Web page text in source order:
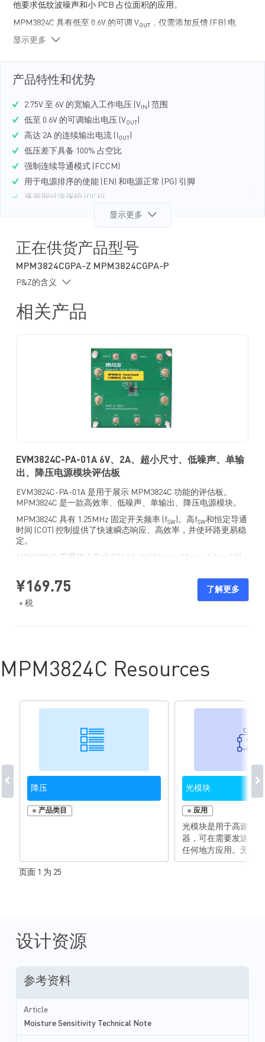
他要求低纹波噪声和小 PCB 占位面积的应用。
MPM3824C 具有低至 0.6V 的可调 V OUT ，仅需添加反馈 (FB) 电
阻、输入电容和输出电容，即可完成设计。 其恒定导通时间
保护。
用超小尺寸 ECLGA-14 (2.5mmx2.5mmx1.2mm) 封装。
显示更多
产品特性和优势
2.75V 至 6V 的宽输入工作电压 (V IN ) 范围
低至 0.6V 的可调输出电压 (V OUT)
高达 2A 的连续输出电流 (I
OUT)
低压差下具备 100% 占空比
强制连续导通模式 (FCCM)
用于电源排序的使能 (EN) 和电源正常 (PG) 引脚
逐周期过流保护 (OCP)
带打嗝模式的短路保护 (SCP)
仅需 4 个外部元器件
采用 ECLGA-14 (2.5mmx2.5mmx1.2mm) 封装
显示更多
正在供货产品型号
MPM3824CGPA-Z MPM3824CGPA-P
P&Z的含义
相关产品
EVM3824C-PA-01A 6V、2A、超小尺寸、低噪声、单输
出、降压电源模块评估板
EVM3824C-PA-01A 是用于展示 MPM3824C 功能的评估板。
MPM3824C 是一款高效率、低噪声、单输出、降压电源模块。
MPM3824C 具有 1.25MHz 固定开关频率 (fSW)。高fSW和恒定导通
时间 (COT) 控制提供了快速瞬态响应、高效率，并使环路更易稳
定。
MPM3824C 采用超小尺寸 ECLGA-14 (2.5mmx2.5mmx1.2mm) 封
¥169.75
+ 税
了解更多
MPM3824C Resources
降压
产品类目
光模块
应用
光模块是用于高速数
器，可在需要发送和
任何地方应用。无论
离，光模块都是从数
页面 1 为 25
设计资源
参考资料
Article
Moisture Sensitivity Technical Note